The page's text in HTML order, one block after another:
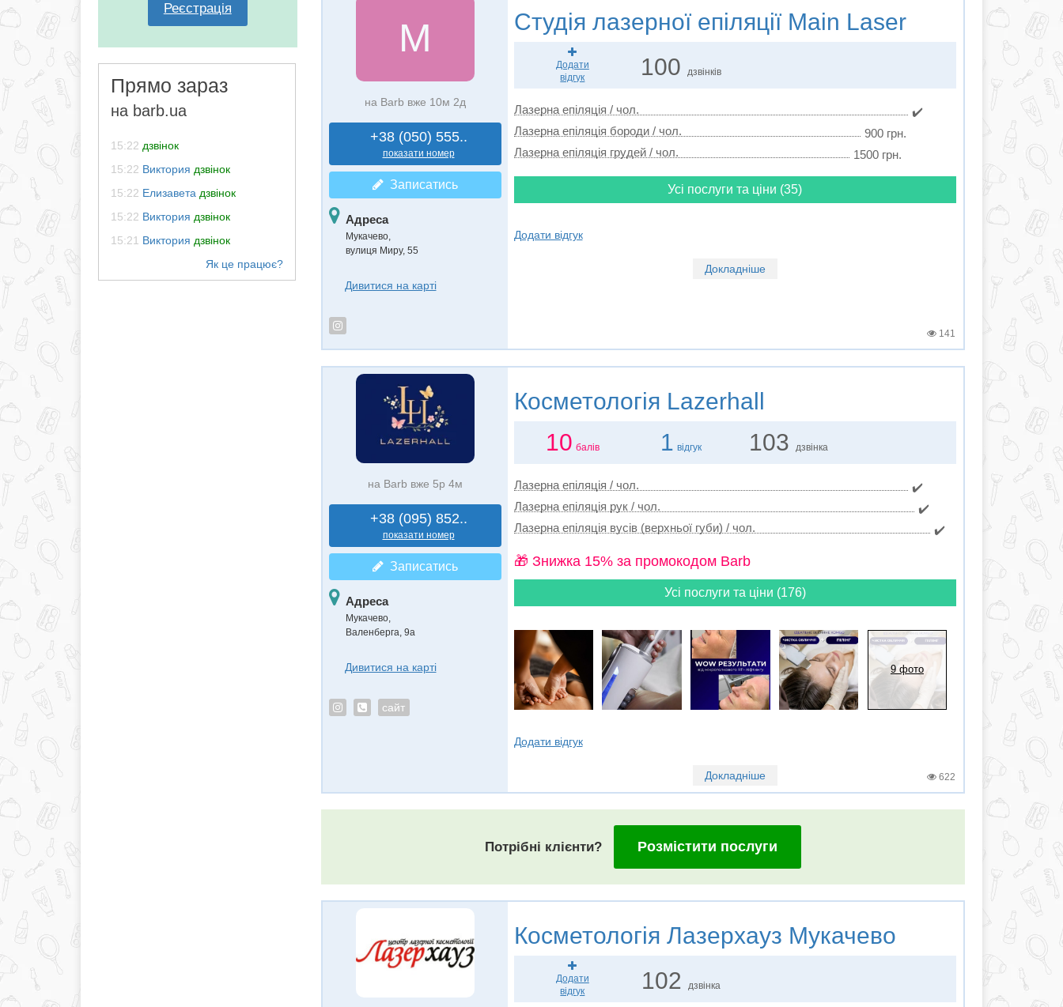
Реєстрація
Прямо зараз
на barb.ua
15:22 дзвінок
15:22 Виктория дзвінок
15:22 Елизавета дзвінок
15:22 Виктория дзвінок
15:21 Виктория дзвінок
M
на Barb вже 10м 2д
+38 (050) 555..
показати номер
Записатись
Адреса
Мукачево,
вулиця Миру, 55
Дивитися на карті
Студія лазерної епіляціїMain Laser
Додати
відгук
100 дзвінків
Лазерна епіляція / чол.
✔️
Лазерна епіляція бороди / чол.
900 грн.
Лазерна епіляція грудей / чол.
1500 грн.
Усі послуги та ціни (35)
Додати відгук
Докладніше
141
на Barb вже 5р 4м
+38 (095) 852..
показати номер
Записатись
Адреса
Мукачево,
Валенберга, 9а
Дивитися на карті
сайт
Косметологія Lazerhall
10 балів 1 відгук 103 дзвінка
Лазерна епіляція / чол.
✔️
Лазерна епіляція рук / чол.
✔️
Лазерна епіляція вусів (верхньої губи) / чол.
✔️
🎁 Знижка 15% за промокодом Barb
Усі послуги та ціни (176)
9 фото
Додати відгук
Докладніше 622
Потрібні клієнти? Розмістити послуги
Косметологія Лазерхауз Мукачево
Додати
відгук
102 дзвінка